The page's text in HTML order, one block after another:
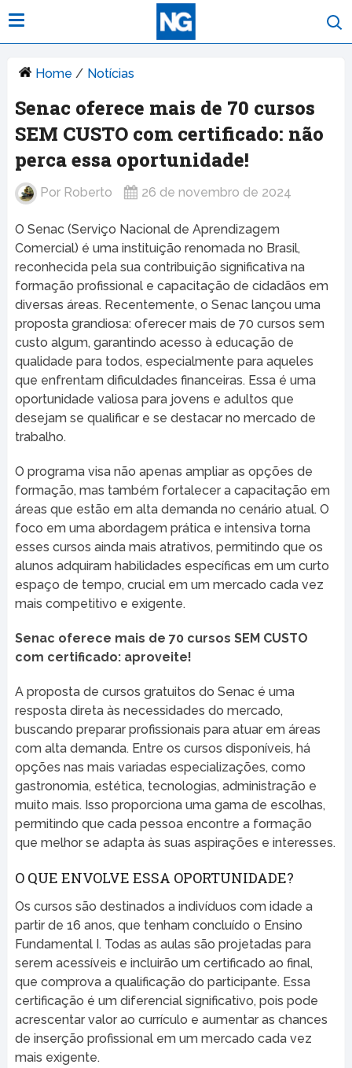
Home / Notícias
Senac oferece mais de 70 cursos
SEM CUSTO com certificado: não
perca essa oportunidade!
Por Roberto 26 de novembro de 2024
O Senac (Serviço Nacional de Aprendizagem
Comercial) é uma instituição renomada no Brasil,
reconhecida pela sua contribuição significativa na
formação profissional e capacitação de cidadãos em
diversas áreas. Recentemente, o Senac lançou uma
proposta grandiosa: oferecer mais de 70 cursos sem
custo algum, garantindo acesso à educação de
qualidade para todos, especialmente para aqueles
que enfrentam dificuldades financeiras. Essa é uma
oportunidade valiosa para jovens e adultos que
desejam se qualificar e se destacar no mercado de
trabalho.
O programa visa não apenas ampliar as opções de
formação, mas também fortalecer a capacitação em
áreas que estão em alta demanda no cenário atual. O
foco em uma abordagem prática e intensiva torna
esses cursos ainda mais atrativos, permitindo que os
alunos adquiram habilidades específicas em um curto
espaço de tempo, crucial em um mercado cada vez
mais competitivo e exigente.
Senac oferece mais de 70 cursos SEM CUSTO
com certificado: aproveite!
A proposta de cursos gratuitos do Senac é uma
resposta direta às necessidades do mercado,
buscando preparar profissionais para atuar em áreas
com alta demanda. Entre os cursos disponíveis, há
opções nas mais variadas especializações, como
gastronomia, estética, tecnologias, administração e
muito mais. Isso proporciona uma gama de escolhas,
permitindo que cada pessoa encontre a formação
que melhor se adapta às suas aspirações e interesses.
O QUE ENVOLVE ESSA OPORTUNIDADE?
Os cursos são destinados a indivíduos com idade a
partir de 16 anos, que tenham concluído o Ensino
Fundamental I. Todas as aulas são projetadas para
serem acessíveis e incluirão um certificado ao final,
que comprova a qualificação do participante. Essa
certificação é um diferencial significativo, pois pode
acrescentar valor ao currículo e aumentar as chances
de inserção profissional em um mercado cada vez
mais exigente.